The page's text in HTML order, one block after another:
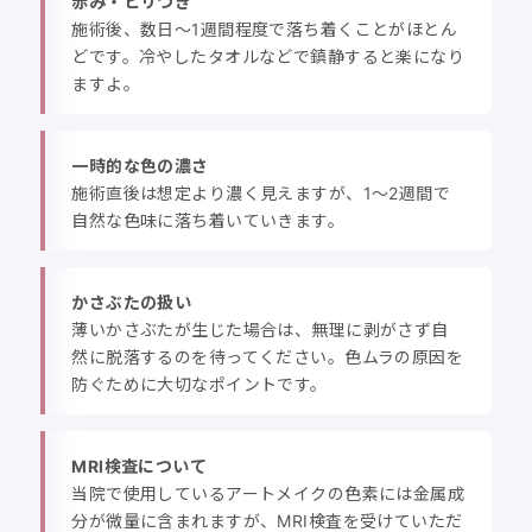
施術後、数日〜1週間程度で落ち着くことがほとん
どです。冷やしたタオルなどで鎮静すると楽になり
ますよ。
一時的な色の濃さ
施術直後は想定より濃く見えますが、1〜2週間で
自然な色味に落ち着いていきます。
かさぶたの扱い
薄いかさぶたが生じた場合は、無理に剥がさず自
然に脱落するのを待ってください。色ムラの原因を
防ぐために大切なポイントです。
MRI検査について
当院で使用しているアートメイクの色素には金属成
分が微量に含まれますが、MRI検査を受けていただ